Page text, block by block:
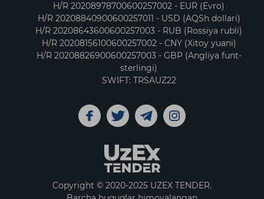
H/R 20208978700600257002 - EUR (Evro)
H/R 20208840900600257011 - USD (AQSh dollari)
H/R 20208643600600257003 - RUB (Rossiya rubli)
H/R 20208156100600257002 - CNY (Xitoy yuani)
H/R 20208826900600257003 - GBP (Angliya funt-
sterlingi)
SWIFT: TRSAUZ22
Copyright © 2020-2025 UZEX TENDER.